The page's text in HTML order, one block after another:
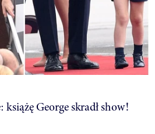
książę George skradł show!